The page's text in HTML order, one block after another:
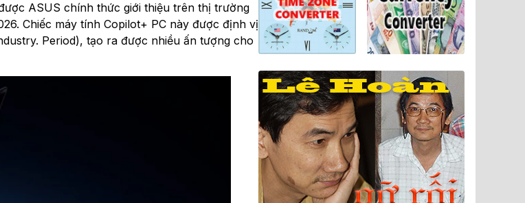
ASUS chính thức giới thiệu trên thị trường
Chiếc máy tính Copilot+ PC này được định vị
Period), tạo ra được nhiều ấn tượng cho